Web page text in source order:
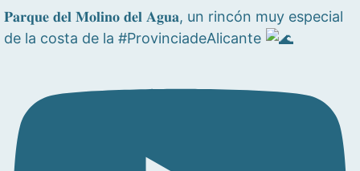
𝐏𝐚𝐫𝐪𝐮𝐞 𝐝𝐞𝐥 𝐌𝐨𝐥𝐢𝐧𝐨 𝐝𝐞𝐥 𝐀𝐠𝐮𝐚, un rincón muy especial
de la costa de la #ProvinciadeAlicante